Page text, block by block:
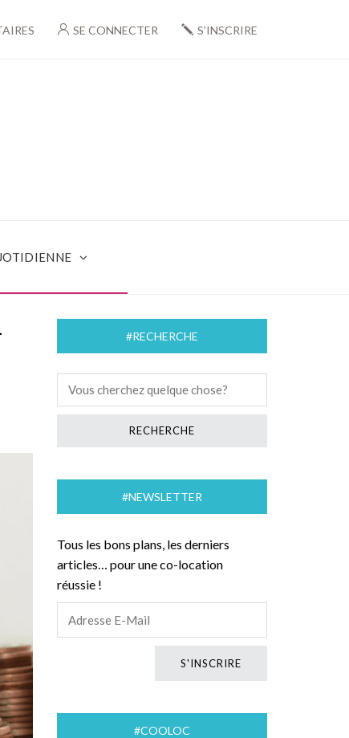
SE CONNECTER S’INSCRIRE
#RECHERCHE
#NEWSLETTER
Tous les bons plans, les derniers
articles… pour une co-location
réussie !
#COOLOC